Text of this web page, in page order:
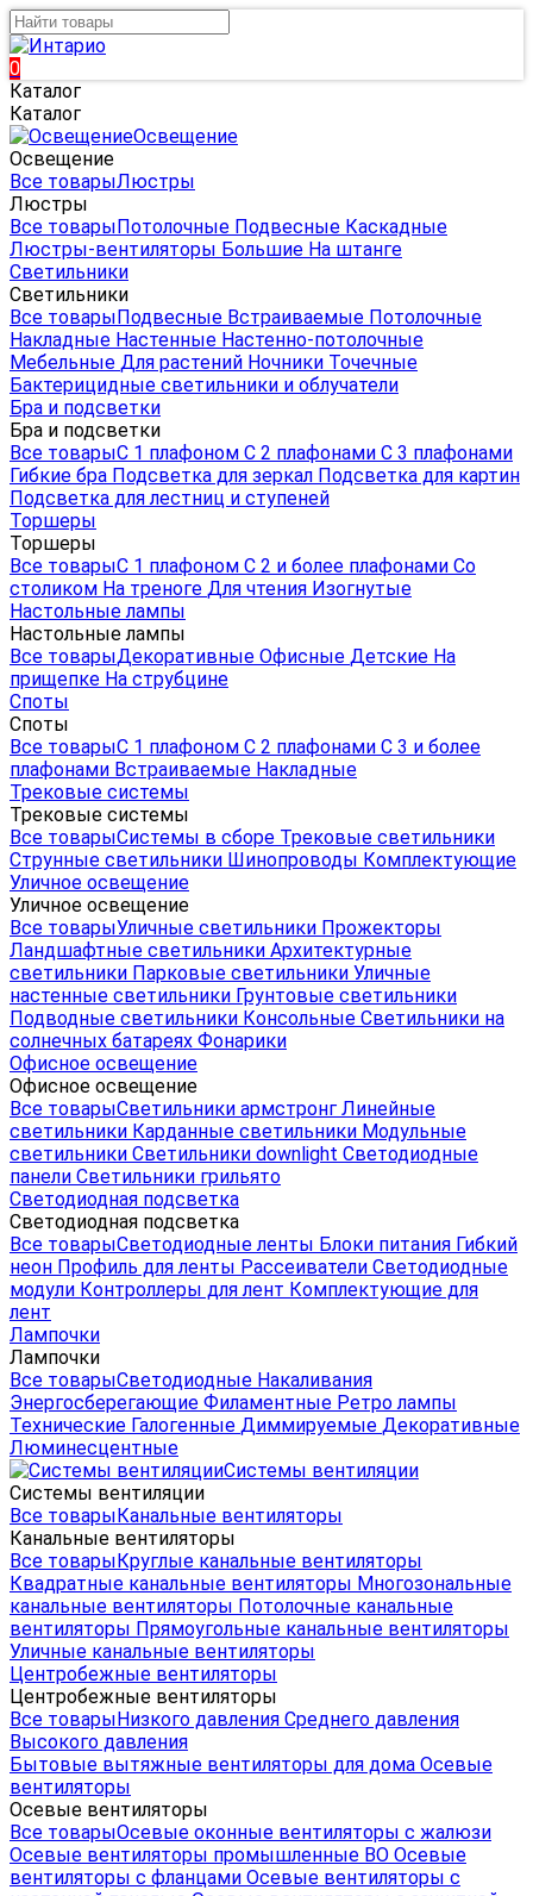
0
Каталог
Каталог
Освещение
Освещение
Все товарыЛюстры
Люстры
Все товарыПотолочные Подвесные Каскадные
Люстры-вентиляторы Большие На штанге
Светильники
Светильники
Все товарыПодвесные Встраиваемые Потолочные
Накладные Настенные Настенно-потолочные
Мебельные Для растений Ночники Точечные
Бактерицидные светильники и облучатели
Бра и подсветки
Бра и подсветки
Все товарыС 1 плафоном С 2 плафонами С 3 плафонами
Гибкие бра Подсветка для зеркал Подсветка для картин
Подсветка для лестниц и ступеней
Торшеры
Торшеры
Все товарыС 1 плафоном С 2 и более плафонами Со
столиком На треноге Для чтения Изогнутые
Настольные лампы
Настольные лампы
Все товарыДекоративные Офисные Детские На
прищепке На струбцине
Споты
Споты
Все товарыС 1 плафоном С 2 плафонами С 3 и более
плафонами Встраиваемые Накладные
Трековые системы
Трековые системы
Все товарыСистемы в сборе Трековые светильники
Струнные светильники Шинопроводы Комплектующие
Уличное освещение
Уличное освещение
Все товарыУличные светильники Прожекторы
Ландшафтные светильники Архитектурные
светильники Парковые светильники Уличные
настенные светильники Грунтовые светильники
Подводные светильники Консольные Светильники на
солнечных батареях Фонарики
Офисное освещение
Офисное освещение
Все товарыСветильники армстронг Линейные
светильники Карданные светильники Модульные
светильники Светильники downlight Светодиодные
панели Светильники грильято
Светодиодная подсветка
Светодиодная подсветка
Все товарыСветодиодные ленты Блоки питания Гибкий
неон Профиль для ленты Рассеиватели Светодиодные
модули Контроллеры для лент Комплектующие для
лент
Лампочки
Лампочки
Все товарыСветодиодные Накаливания
Энергосберегающие Филаментные Ретро лампы
Технические Галогенные Диммируемые Декоративные
Люминесцентные
Системы вентиляции
Системы вентиляции
Все товарыКанальные вентиляторы
Канальные вентиляторы
Все товарыКруглые канальные вентиляторы
Квадратные канальные вентиляторы Многозональные
канальные вентиляторы Потолочные канальные
вентиляторы Прямоугольные канальные вентиляторы
Уличные канальные вентиляторы
Центробежные вентиляторы
Центробежные вентиляторы
Все товарыНизкого давления Среднего давления
Высокого давления
Бытовые вытяжные вентиляторы для дома Осевые
вентиляторы
Осевые вентиляторы
Все товарыОсевые оконные вентиляторы с жалюзи
Осевые вентиляторы промышленные ВО Осевые
вентиляторы с фланцами Осевые вентиляторы с